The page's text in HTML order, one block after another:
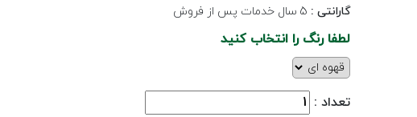
گارانتی :
لطفا رنگ را انتخاب کنید
تعداد :